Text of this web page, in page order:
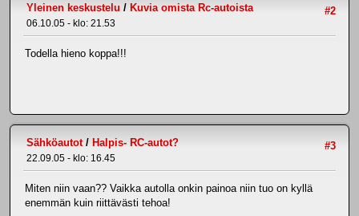
#2
Yleinen keskustelu / Kuvia omista Rc-autoista
06.10.05 - klo: 21.53
Todella hieno koppa!!!
#3
Sähköautot/ Halpis- RC-autot?
22.09.05 - klo: 16.45
Miten niin vaan?? Vaikka autolla onkin painoa niin tuo on kyllä
enemmän kuin riittävästi tehoa!